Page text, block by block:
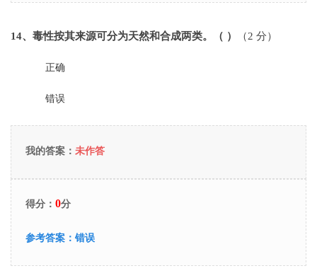
14、毒性按其来源可分为天然和合成两类。（ ） （2 分）
正确
错误
我的答案： 未作答
得分： 0分
参考答案： 错误